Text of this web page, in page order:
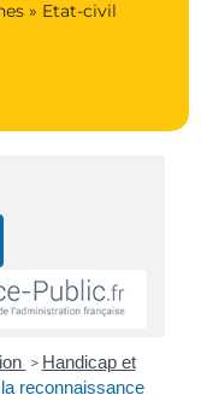
» Etat-civil
> Handicap et
reconnaissance